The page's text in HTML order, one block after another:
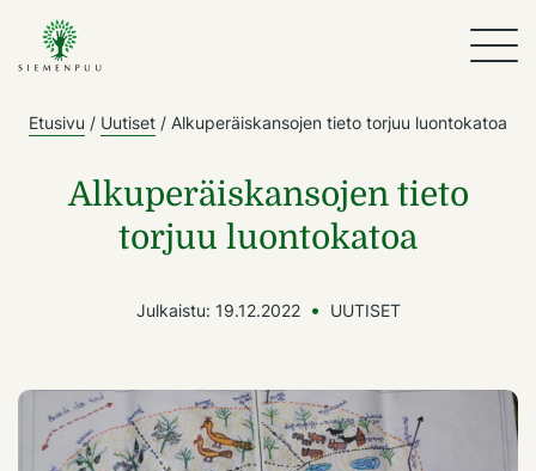
Etusivu / Uutiset / Alkuperäiskansojen tieto torjuu luontokatoa
Alkuperäiskansojen tieto
torjuu luontokatoa
Julkaistu: 19.12.2022 UUTISET